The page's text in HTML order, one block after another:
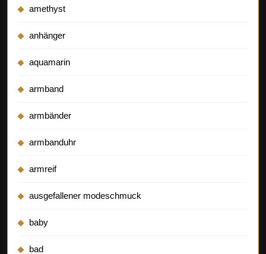
amethyst
anhänger
aquamarin
armband
armbänder
armbanduhr
armreif
ausgefallener modeschmuck
baby
bad